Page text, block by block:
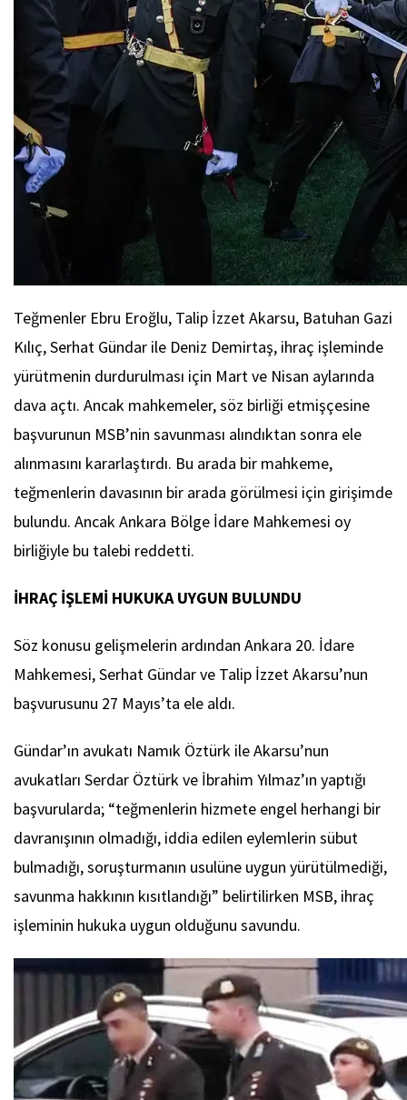
Teğmenler Ebru Eroğlu, Talip İzzet Akarsu, Batuhan Gazi
Kılıç, Serhat Gündar ile Deniz Demirtaş, ihraç işleminde
yürütmenin durdurulması için Mart ve Nisan aylarında
dava açtı. Ancak mahkemeler, söz birliği etmişçesine
başvurunun MSB’nin savunması alındıktan sonra ele
alınmasını kararlaştırdı. Bu arada bir mahkeme,
teğmenlerin davasının bir arada görülmesi için girişimde
bulundu. Ancak Ankara Bölge İdare Mahkemesi oy
birliğiyle bu talebi reddetti.
İHRAÇ İŞLEMİ HUKUKA UYGUN BULUNDU
Söz konusu gelişmelerin ardından Ankara 20. İdare
Mahkemesi, Serhat Gündar ve Talip İzzet Akarsu’nun
başvurusunu 27 Mayıs’ta ele aldı.
Gündar’ın avukatı Namık Öztürk ile Akarsu’nun
avukatları Serdar Öztürk ve İbrahim Yılmaz’ın yaptığı
başvurularda; “teğmenlerin hizmete engel herhangi bir
davranışının olmadığı, iddia edilen eylemlerin sübut
bulmadığı, soruşturmanın usulüne uygun yürütülmediği,
savunma hakkının kısıtlandığı” belirtilirken MSB, ihraç
işleminin hukuka uygun olduğunu savundu.